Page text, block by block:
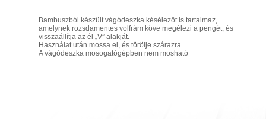
Bambuszból készült vágódeszka késélezőt is tartalmaz,
amelynek rozsdamentes volfrám köve megélezi a pengét, és
visszaállítja az él „V” alakját.
Használat után mossa el, és törölje szárazra.
A vágódeszka mosogatógépben nem mosható